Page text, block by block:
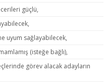
güçlü,
uyum sağlayabilecek,
(isteğe bağlı),
görev alacak adayların